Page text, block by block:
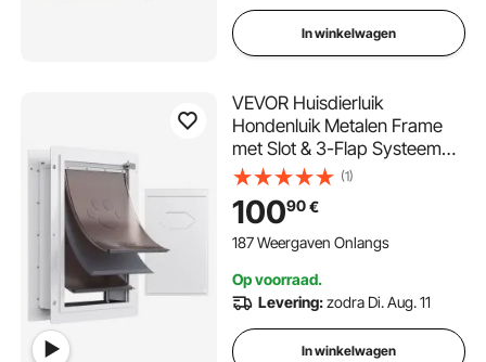
In winkelwagen
VEVOR Huisdierluik
Hondenluik Metalen Frame
met Slot & 3-Flap Systeem
362 x 536 mm,
Weerbestendig Hondenluik
Huisdierluik Geschikt voor
Katten Honden Kittens (Wit-
(1)
10090€
187 Weergaven Onlangs
Op voorraad.
Levering:zodra Di. Aug. 11
In winkelwagen